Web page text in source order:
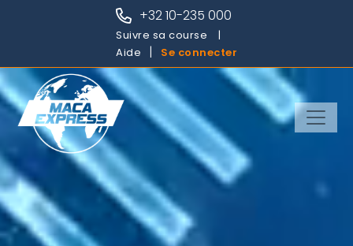
+32 10-235 000
Suivre sa course
Aide
Se connecter